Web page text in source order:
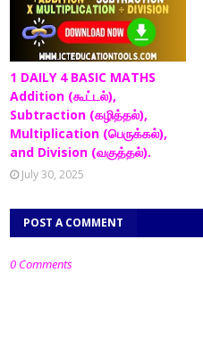
1 DAILY 4 BASIC MATHS
Addition (கூட்டல்),
Subtraction (கழித்தல்),
Multiplication (பெருக்கல்),
and Division (வகுத்தல்).
July 30, 2025
POST A COMMENT
0 Comments